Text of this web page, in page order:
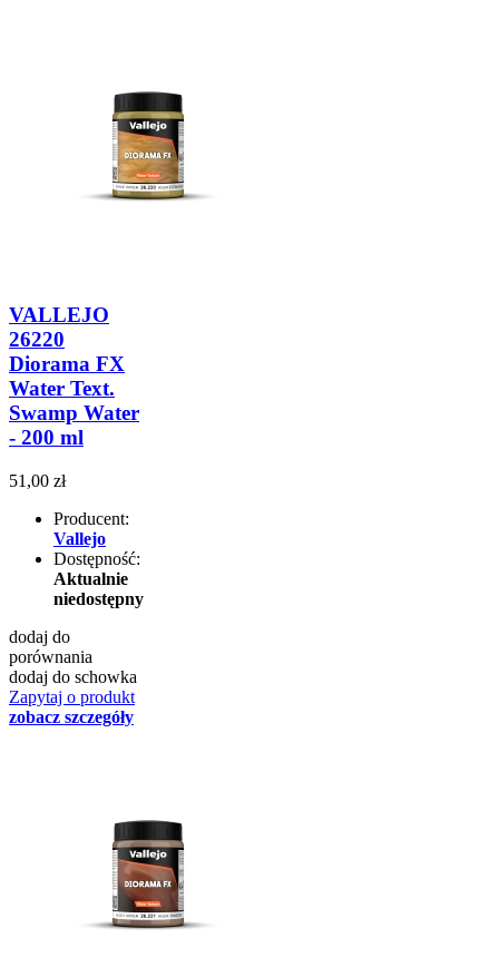
VALLEJO
26220
Diorama FX
Water Text.
Swamp Water
- 200 ml
51,00 zł
Producent:
Vallejo
Dostępność:
Aktualnie
niedostępny
dodaj do
porównania
dodaj do schowka
Zapytaj o produkt
zobacz szczegóły